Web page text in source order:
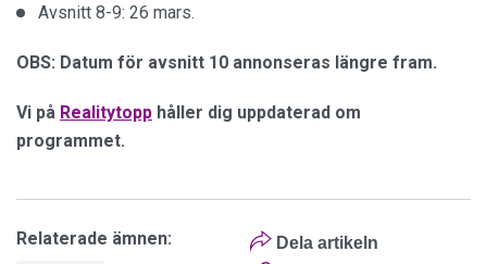
Avsnitt 8-9: 26 mars.
OBS: Datum för avsnitt 10 annonseras längre fram.
Vi på Realitytopp håller dig uppdaterad om
programmet.
Dela artikeln
Relaterade ämnen: